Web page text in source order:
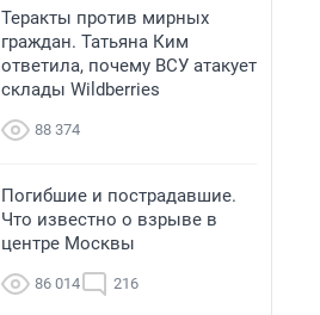
Теракты против мирных
граждан. Татьяна Ким
ответила, почему ВСУ атакует
склады Wildberries
88 374
Погибшие и пострадавшие.
Что известно о взрыве в
центре Москвы
86 014 216